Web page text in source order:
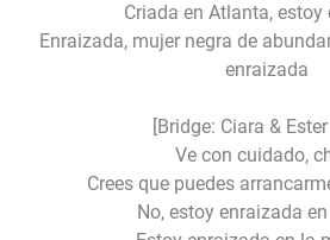
Criada en Atlanta, estoy
Enraizada, mujer negra de
enraizada
[Bridge: Ciara &
Ve con cuidado,
Crees que puedes
No, estoy enraizada